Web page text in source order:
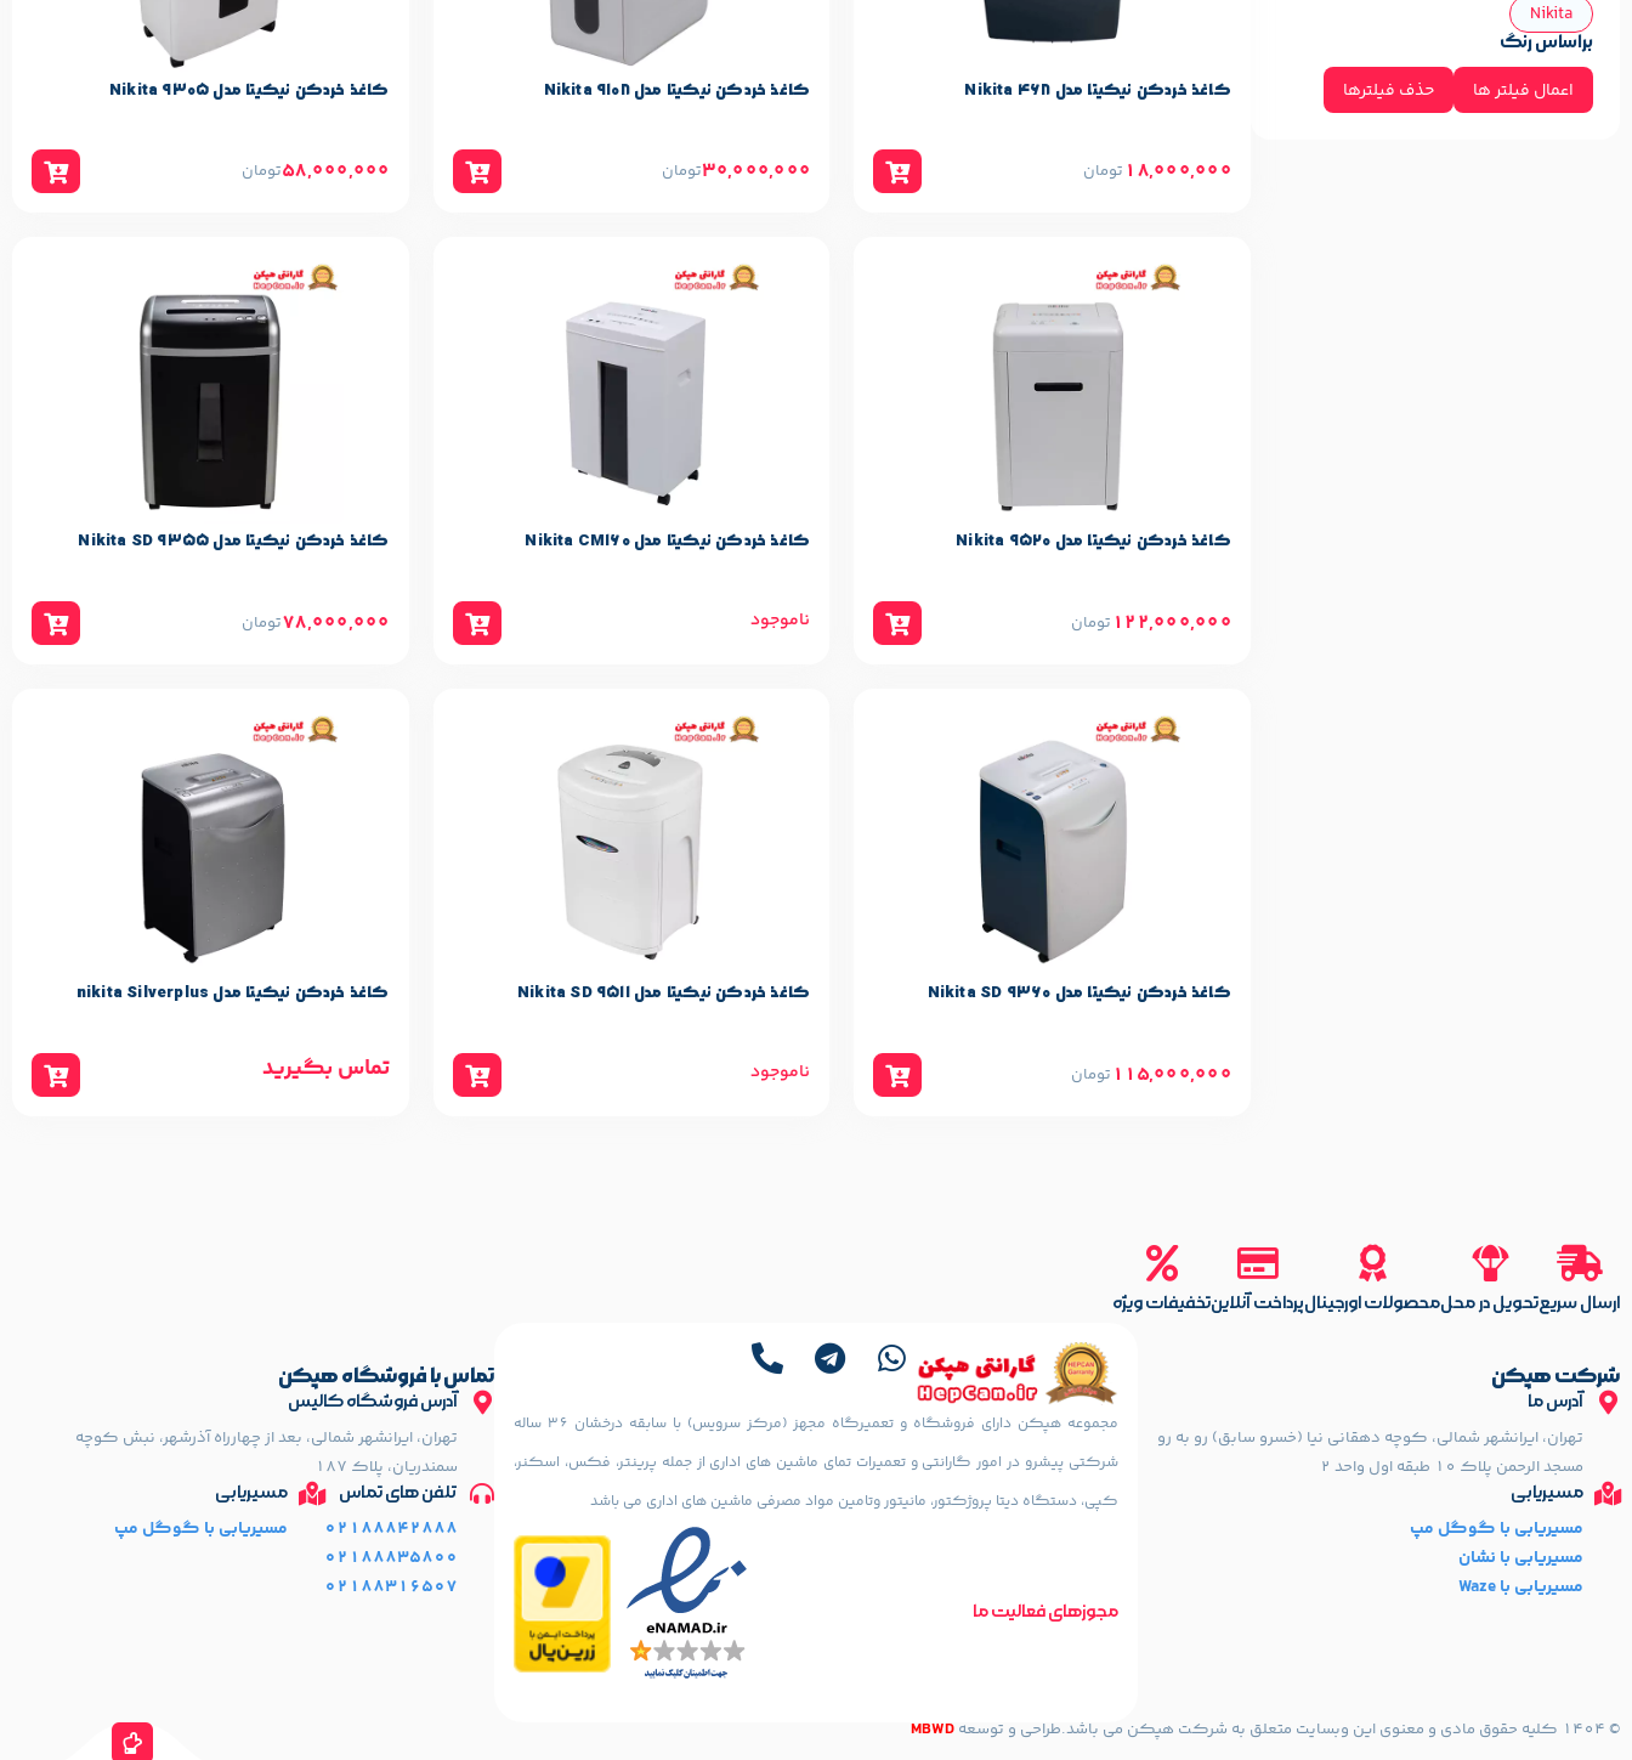
Nikita
براساس رنگ
اعمال فیلتر ها حذف فیلترها کاغذ خردکن نیکیتا مدل Nikita 468
18,000,000 تومان
کاغذ خردکن نیکیتا مدل Nikita 9108
30,000,000تومان
کاغذ خردکن نیکیتا مدل Nikita 9305
58,000,000تومان
کاغذ خردکن نیکیتا مدل Nikita 9520
122,000,000 تومان
کاغذ خردکن نیکیتا مدل Nikita CM160
ناموجود
کاغذ خردکن نیکیتا مدل Nikita SD 9355
78,000,000تومان
مشخصات پایه محصول
کاغذ خردکن نیکیتا مدل Nikita SD 9360
115,000,000 تومان
مشخصات پایه محصول
کاغذ خردکن نیکیتا مدل Nikita SD 9511
ناموجود
مشخصات پایه محصول
کاغذ خردکن نیکیتا مدل nikita Silverplus
تماس بگیرید
ارسال سریعتحویل در محلمحصولات اورجینالپرداخت آنلاینتخفیفات ویژه
شرکت هپکن
آدرس ما
تهران، ایرانشهر شمالی، کوچه دهقانی نیا (خسرو سابق) رو به رو
مسجد الرحمن پلاک 10 طبقه اول واحد 2
مسیریابی
مسیریابی با گوگل مپ
مسیریابی با نشان
مسیریابی با Waze
مجموعه هپکن دارای فروشگاه و تعمیرگاه مجهز (مرکز سرویس) با سابقه درخشان 36 ساله
شرکتی پیشرو در امور گارانتی و تعمیرات تمای ماشین های اداری از جمله پرینتر، فکس، اسکنر،
کپی، دستگاه دیتا پروژکتور، مانیتور وتامین مواد مصرفی ماشین های اداری می باشد
مجوزهای فعالیت ما
تماس با فروشگاه هپکن
آدرس فروشگاه کالیس
تهران، ایرانشهر شمالی، بعد از چهارراه آذرشهر، نبش کوچه
سمندریان، پلاک 187
تلفن های تماس
02188842888
02188835800
02188316507
مسیریابی
مسیریابی با گوگل مپ
© 1404 کلیه حقوق مادی و معنوی این وبسایت متعلق به شرکت هپکن می باشد.طراحی و توسعه MBWD